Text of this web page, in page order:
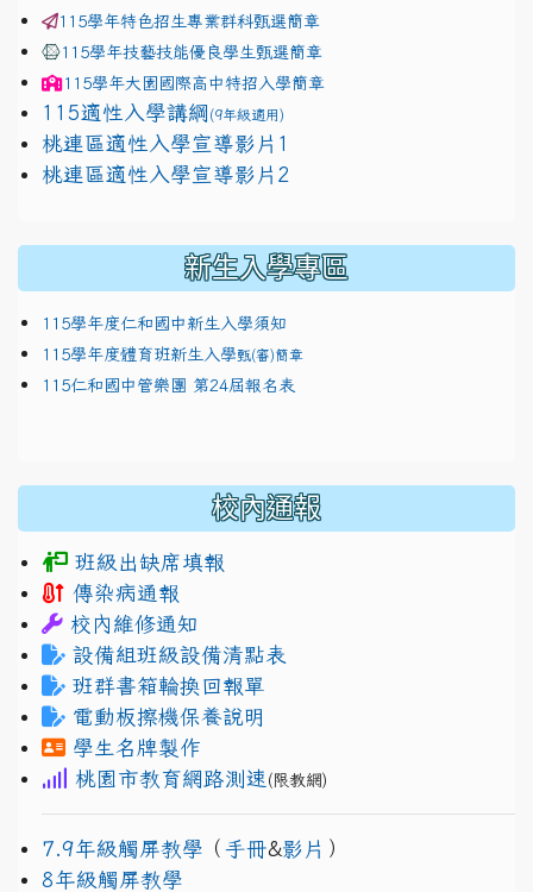
115學年特色招生專業群科甄選簡章
115學年技藝技能優良學生甄選簡章
115學年大園國際高中特招入學簡章
115適性入學講綱 (9年級適用)
link to https://docs.google.com/presentation/d/
桃連區適性入學宣導影片1
link to https://docs.google.com/presentation/d/
桃連區適性入學宣導影片2
新生入學專區
115學年度仁和國中新生入學須知
115學年度體育班新生入學甄(審)簡章
115仁和國中管樂團 第24屆報名表
校內通報
班級出缺席填報
傳染病通報
校內維修通知
設備組班級設備清點表
班群書箱輪換回報單
電動板擦機保養說明
學生名牌製作
桃園市教育網路測速 (限教網)
7.9年級觸屏教學 （ 手冊&影片 ）
8年級觸屏教學